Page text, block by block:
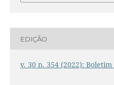
EDIÇÃO
v. 30 n. 354 (2022): Boletim